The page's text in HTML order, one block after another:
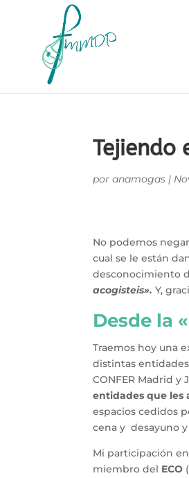
Tejiendo
poranamogas |
No podemos
cual se le están
desconocimiento
acogisteis». Y,
Desde la
Traemos hoy una
distintas
CONFER Madrid y
entidades que les
espacios cedidos
cena y desayuno
Mi participación
miembro del ECO